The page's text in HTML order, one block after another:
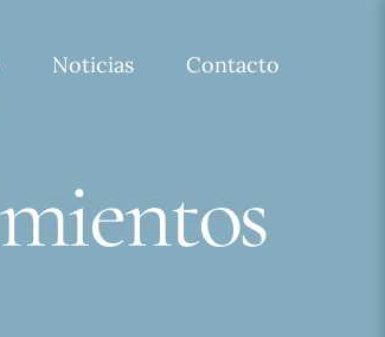
Noticias
Contacto